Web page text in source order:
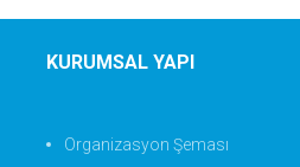
KURUMSAL YAPI
Organizasyon Şeması